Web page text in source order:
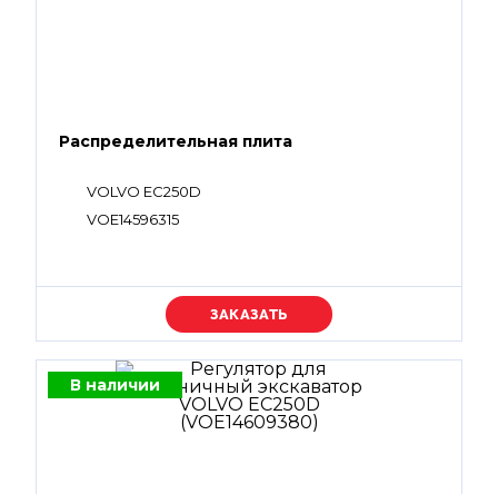
Распределительная плита
VOLVO EC250D
VOE14596315
Уточняйте цену
В наличии